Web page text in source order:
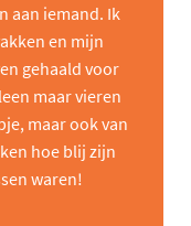
aan iemand. Ik
en mijn
gehaald voor
maar vieren
maar ook van
hoe blij zijn
waren!